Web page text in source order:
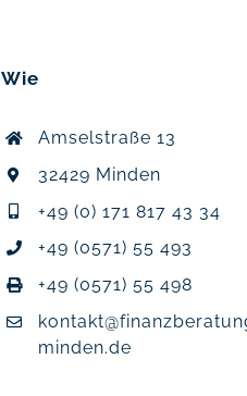
Wie
Amselstraße 13
32429 Minden
+49 (0) 171 817 43 34
+49 (0571) 55 493
+49 (0571) 55 498
minden.de